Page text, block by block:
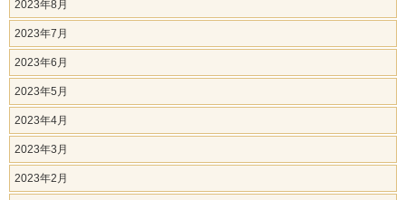
2023年8月
2023年7月
2023年6月
2023年5月
2023年4月
2023年3月
2023年2月